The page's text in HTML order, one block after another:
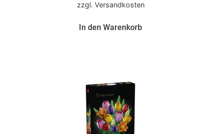
zzgl. Versandkosten
In den Warenkorb